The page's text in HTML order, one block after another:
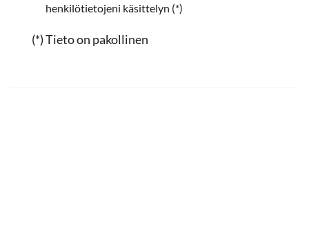
henkilötietojeni käsittelyn (*)
(*) Tieto on pakollinen